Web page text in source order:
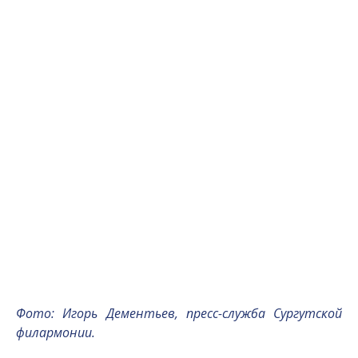
Фото: Игорь Дементьев, пресс-служба Сургутской
филармонии.